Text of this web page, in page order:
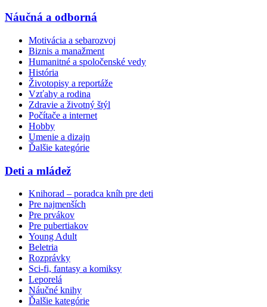
Náučná a odborná
Motivácia a sebarozvoj
Biznis a manažment
Humanitné a spoločenské vedy
História
Životopisy a reportáže
Vzťahy a rodina
Zdravie a životný štýl
Počítače a internet
Hobby
Umenie a dizajn
Ďalšie kategórie
Deti a mládež
Knihorad – poradca kníh pre deti
Pre najmenších
Pre prvákov
Pre pubertiakov
Young Adult
Beletria
Rozprávky
Sci-fi, fantasy a komiksy
Leporelá
Náučné knihy
Ďalšie kategórie